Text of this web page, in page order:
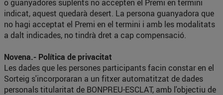
o guanyadores suplents no accepten el Premi en termini
indicat, aquest quedarà desert. La persona guanyadora que
no hagi acceptat el Premi en el termini i amb les modalitats
a dalt indicades, no tindrà dret a cap compensació.
Novena.- Política de privacitat
Les dades que les persones participants facin constar en el
Sorteig s'incorporaran a un fitxer automatitzat de dades
personals titularitat de BONPREU-ESCLAT, amb l'objectiu de